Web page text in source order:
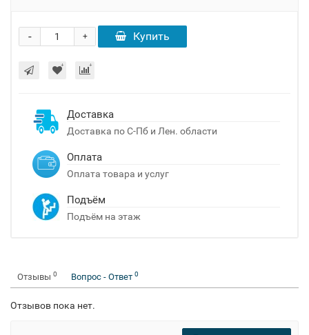
+
- Купить
Доставка
Доставка по С-Пб и Лен. области
Оплата
Оплата товара и услуг
Подъём
Подъём на этаж
Отзывы 0 Вопрос - Ответ 0
Отзывов пока нет.